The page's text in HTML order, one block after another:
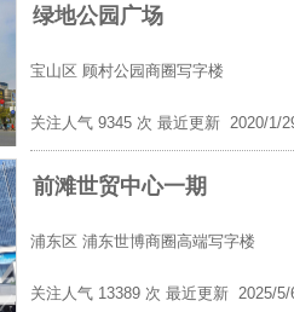
绿地公园广场
宝山区 顾村公园商圈写字楼
关注人气 9345 次 最近更新 2020/1/
前滩世贸中心一期
浦东区 浦东世博商圈高端写字楼
关注人气 13389 次 最近更新 2025/